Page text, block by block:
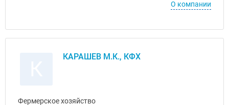
О компании
КАРАШЕВ М.К., КФХ
Фермерское хозяйство